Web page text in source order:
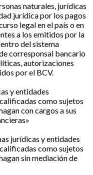
naturales, jurídicas
jurídica por los pagos
legal en el país o en
a los emitidos por la
del sistema
corresponsal bancario
autorizaciones
por el BCV.
y entidades
como sujetos
con cargos a sus
jurídicas y entidades
como sujetos
sin mediación de